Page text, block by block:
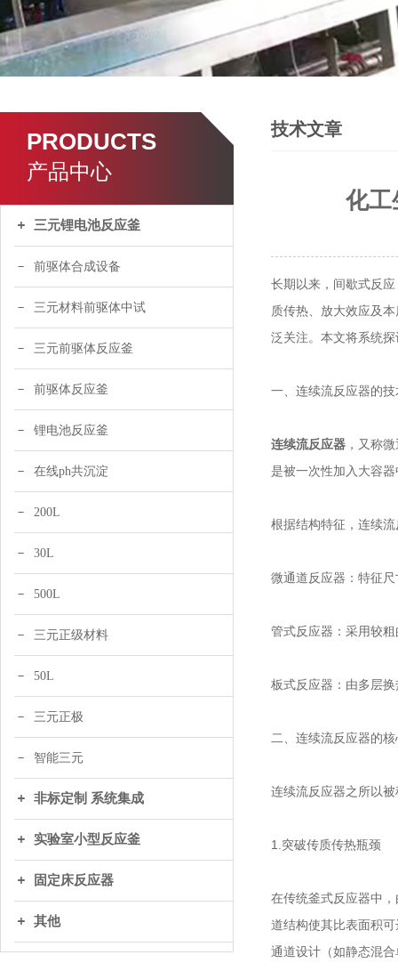
PRODUCTS
产品中心
三元锂电池反应釜
前驱体合成设备
三元材料前驱体中试
三元前驱体反应釜
前驱体反应釜
锂电池反应釜
在线ph共沉淀
200L
30L
500L
三元正级材料
50L
三元正极
智能三元
非标定制 系统集成
实验室小型反应釜
固定床反应器
其他
技术文章
化工
长期以来，间歇式反
质传热、放大效应及
泛关注。本文将系统
一、连续流反应器的
连续流反应器 ，又称
是被一次性加入大容
根据结构特征，连续
微通道反应器：特征
管式反应器：采用较
板式反应器：由多层
二、连续流反应器的
连续流反应器之所以
1.突破传质传热瓶颈
在传统釜式反应器中
道结构使其比表面积
通道设计（如静态混